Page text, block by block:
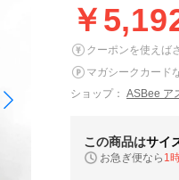
￥
クーポンを使えば
マガシークカード
ショップ： ASBee ア
この商品はサイ
お急ぎ便なら 1